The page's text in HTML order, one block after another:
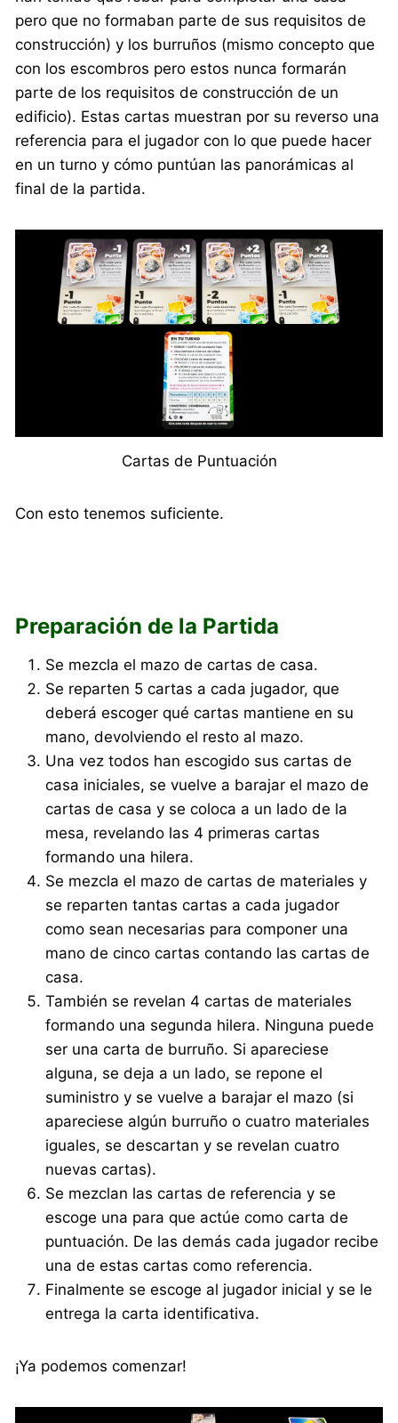
pero que no formaban parte de sus requisitos de
construcción) y los burruños (mismo concepto que
con los escombros pero estos nunca formarán
parte de los requisitos de construcción de un
edificio). Estas cartas muestran por su reverso una
referencia para el jugador con lo que puede hacer
en un turno y cómo puntúan las panorámicas al
final de la partida.
Cartas de Puntuación
Con esto tenemos suficiente.
Preparación de la Partida
Se mezcla el mazo de cartas de casa.
Se reparten 5 cartas a cada jugador, que
deberá escoger qué cartas mantiene en su
mano, devolviendo el resto al mazo.
Una vez todos han escogido sus cartas de
casa iniciales, se vuelve a barajar el mazo de
cartas de casa y se coloca a un lado de la
mesa, revelando las 4 primeras cartas
formando una hilera.
Se mezcla el mazo de cartas de materiales y
se reparten tantas cartas a cada jugador
como sean necesarias para componer una
mano de cinco cartas contando las cartas de
casa.
También se revelan 4 cartas de materiales
formando una segunda hilera. Ninguna puede
ser una carta de burruño. Si apareciese
alguna, se deja a un lado, se repone el
suministro y se vuelve a barajar el mazo (si
apareciese algún burruño o cuatro materiales
iguales, se descartan y se revelan cuatro
nuevas cartas).
Se mezclan las cartas de referencia y se
escoge una para que actúe como carta de
puntuación. De las demás cada jugador recibe
una de estas cartas como referencia.
Finalmente se escoge al jugador inicial y se le
entrega la carta identificativa.
¡Ya podemos comenzar!